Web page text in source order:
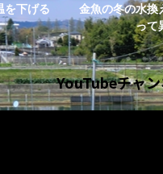
下げる
金魚の冬の水換
って
YouTubeチャ